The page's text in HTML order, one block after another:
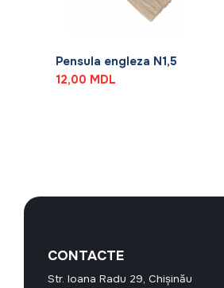
Pensula engleza N1,5
12,00 MDL
CONTACTE
Str. Ioana Radu 29, Chișinău